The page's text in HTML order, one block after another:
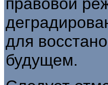
для
будущем.